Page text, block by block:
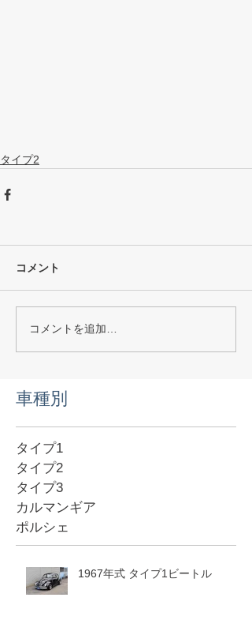
タイプ2
コメント
コメントを追加…
​車種別
タイプ1
タイプ2
タイプ3
カルマンギア
ポルシェ
1967年式 タイプ1ビートル